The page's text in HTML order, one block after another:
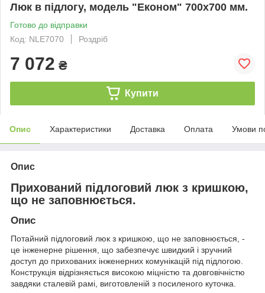
Люк в підлогу, модель "Економ" 700х700 мм.
Готово до відправки
Код: NLE7070
Роздріб
7 072 ₴
Купити
Опис Характеристики Доставка Оплата Умови
Опис
Прихований підлоговий люк з кришкою,
що не заповнюється.
Опис
Потайний підлоговий люк з кришкою, що не заповнюється, -
це інженерне рішення, що забезпечує швидкий і зручний
доступ до прихованих інженерних комунікацій під підлогою.
Конструкція відрізняється високою міцністю та довговічністю
завдяки сталевій рамі, виготовленій з посиленого куточка.